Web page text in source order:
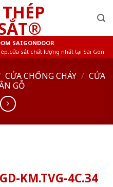
SAIGONDOOR
sắt chất lượng nhất tại Sài Gòn
CỬA CHỐNG CHÁY / CỬA
GỖ
KM.TVG-4C.34